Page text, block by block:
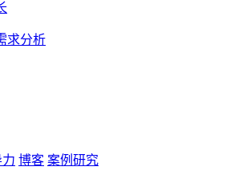
求分析
博客 案例研究